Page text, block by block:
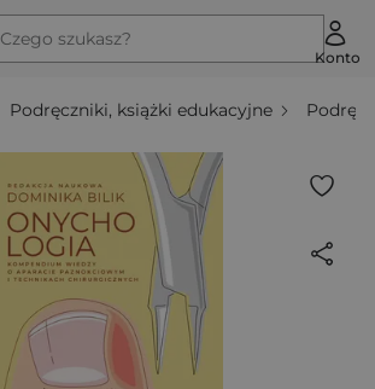
Czego szukasz?
Konto
Podręczniki, książki edukacyjne